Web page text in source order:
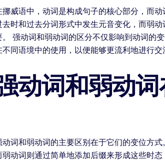
挪威语中，动词是构成句子的核心部分，而
去时和过去分词形式中发生元音变化，而弱
。 强动词和弱动词的区分不仅影响到动词的
不同语境中的使用，以便能够更流利地进行交
动词和弱动
动词和弱动词的主要区别在于它们的变位方
弱动词则通过简单地添加后缀来形成这些时